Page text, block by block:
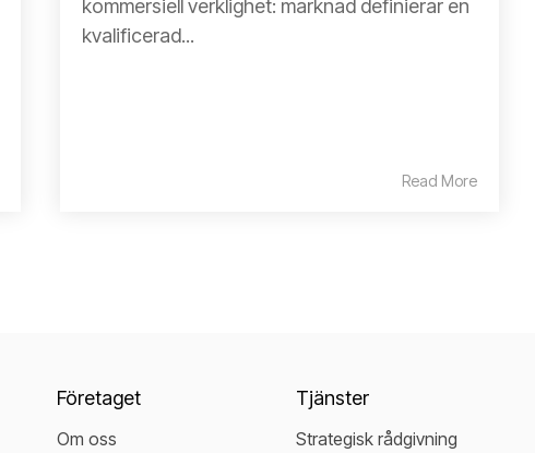
kommersiell verklighet: marknad definierar en
kvalificerad...
Read More
Företaget
Om oss
Tjänster
Strategisk rådgivning